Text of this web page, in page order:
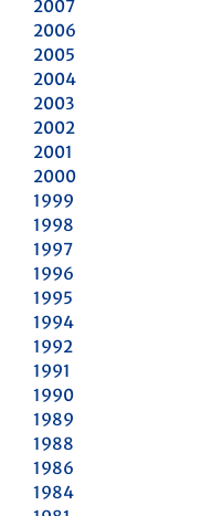
2007
2006
2005
2004
2003
2002
2001
2000
1999
1998
1997
1996
1995
1994
1992
1991
1990
1989
1988
1986
1984